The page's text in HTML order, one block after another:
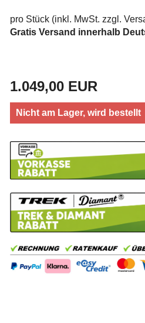
pro Stück (inkl. MwSt. zzgl.
Gratis Versand innerhalb
1.049,00 EUR
Nicht am Lager, wird bestellt